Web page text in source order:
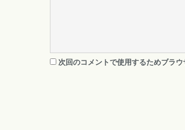
次回のコメントで使用するためブラ